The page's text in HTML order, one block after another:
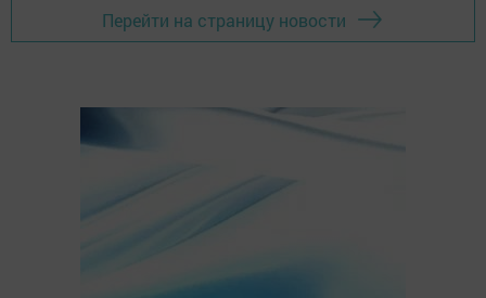
Перейти на страницу новости